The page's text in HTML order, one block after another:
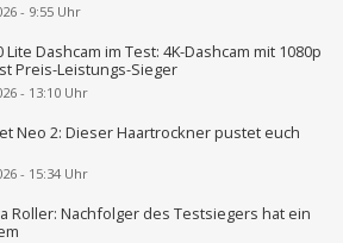
- 9:55 Uhr
Lite Dashcam im Test: 4K-Dashcam mit 1080p
Preis-Leistungs-Sieger
- 13:10 Uhr
Neo 2: Dieser Haartrockner pustet euch
- 15:34 Uhr
Roller: Nachfolger des Testsiegers hat ein